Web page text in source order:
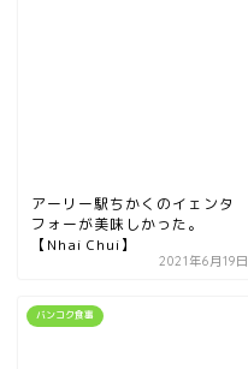
アーリー駅ちかくのイェンタ
フォーが美味しかった。
【Nhai Chui】
2021年6月19日
バンコク食事